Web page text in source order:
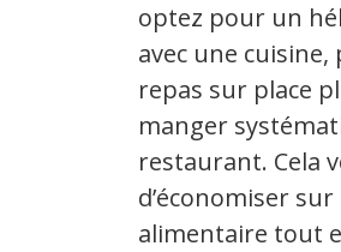
optez pour un
avec une cuisine,
repas sur place
manger
restaurant. Cela
d’économiser
alimentaire tout